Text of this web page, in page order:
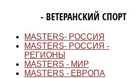
- ВЕТЕРАНСКИЙ СПОРТ
MASTERS- РОССИЯ
MASTERS- РОССИЯ -
РЕГИОНЫ
MASTERS - МИР
MASTERS - ЕВРОПА